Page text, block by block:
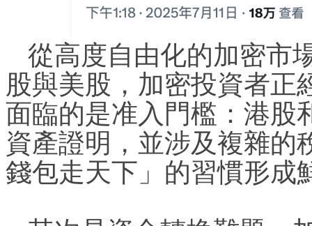
從高度自由化的加密市
股與美股，加密投資者正
面臨的是准入門檻：港股
資產證明，並涉及複雜的
錢包走天下」的習慣形成